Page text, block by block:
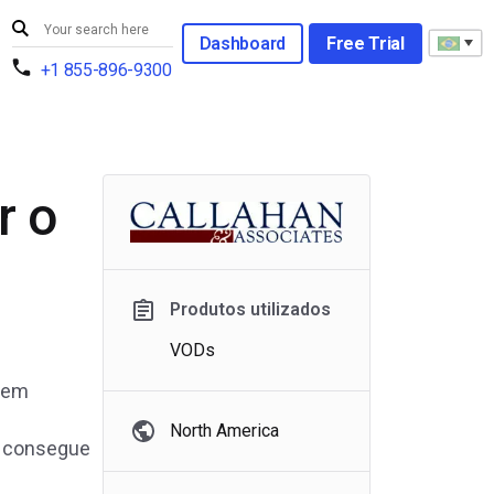
+1 855-896-9300
Dashboard Free Trial
o
Produtos utilizados
VODs
North America